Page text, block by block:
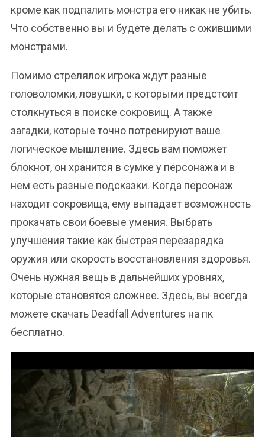
кроме как подпалить монстра его никак не убить.
Что собственно вы и будете делать с ожившими
монстрами.
Помимо стрелялок игрока ждут разные
головоломки, ловушки, с которыми предстоит
столкнуться в поиске сокровищ. А также
загадки, которые точно потренируют ваше
логическое мышление. Здесь вам поможет
блокнот, он хранится в сумке у персонажа и в
нем есть разные подсказки. Когда персонаж
находит сокровища, ему выпадает возможность
прокачать свои боевые умения. Выбрать
улучшения такие как быстрая перезарядка
оружия или скорость восстановления здоровья.
Очень нужная вещь в дальнейших уровнях,
которые становятся сложнее. Здесь, вы всегда
можете скачать Deadfall Adventures на пк
бесплатно.